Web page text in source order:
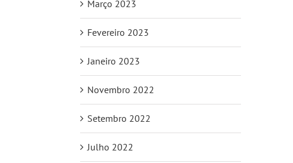
Março 2023
Fevereiro 2023
Janeiro 2023
Novembro 2022
Setembro 2022
Julho 2022